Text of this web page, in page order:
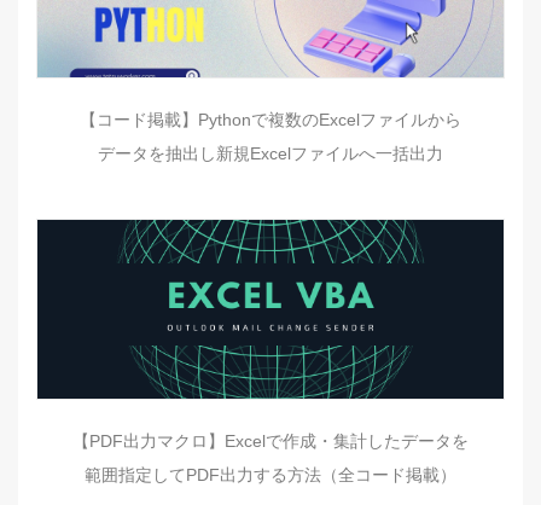
【コード掲載】Pythonで複数のExcelファイルから
データを抽出し新規Excelファイルへ一括出力
【PDF出力マクロ】Excelで作成・集計したデータを
範囲指定してPDF出力する方法（全コード掲載）